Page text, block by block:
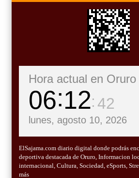
Hora actual en Oruro
06 12 44
lunes, agosto 10, 2026
ElSajama.com diario digital donde podrás
deportiva destacada de Oruro, Informacion
internacional, Cultura, Sociedad, eSports,
más